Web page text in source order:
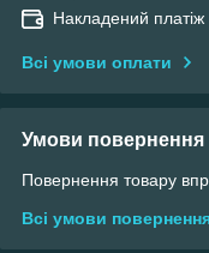
Накладений
Всі умови оплати
Умови повернення
Повернення товару
Всі умови